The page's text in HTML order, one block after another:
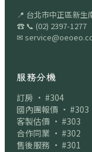
📍 台北市中正區新生
☎ 📞 (02) 2397-1277
✉
服務分機
訂房 · #304
國內團報價 · #303
客製估價 · #303
合作同業 · #302
售後服務 · #301